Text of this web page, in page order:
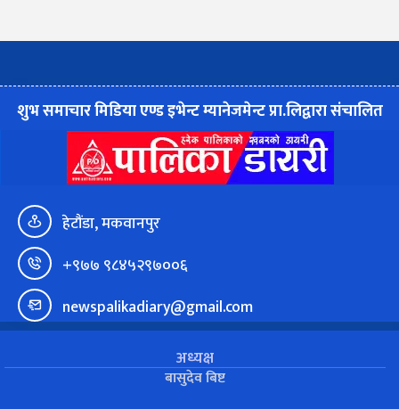
शुभ समाचार मिडिया एण्ड इभेन्ट म्यानेजमेन्ट प्रा.लिद्वारा संचालित
हेटौंडा, मकवानपुर
+९७७ ९८४५२९७००६
newspalikadiary@gmail.com
अध्यक्ष
बासुदेव बिष्ट